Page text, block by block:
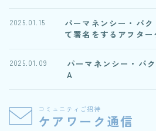
パーマネンシー・パ
て署名をするアフタ
2025.01.15
パーマネンシー・パ
A
2025.01.09
コミュニティご招待
ケアワーク通信